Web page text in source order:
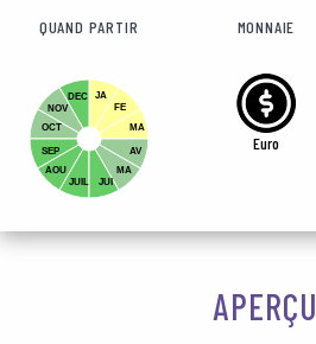
QUAND PARTIR
JA
FE
MA
AV
MA
DEC
NOV
OCT
SEP
AOU
JUIL
JUI
MONNAIE
Euro
APERÇU